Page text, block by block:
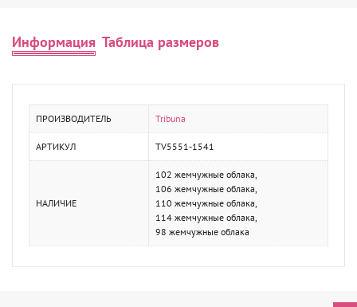
Информация Таблица размеров
ПРОИЗВОДИТЕЛЬ Tribuna
АРТИКУЛ TV5551-1541
НАЛИЧИЕ
102 жемчужные облака,
106 жемчужные облака,
110 жемчужные облака,
114 жемчужные облака,
98 жемчужные облака